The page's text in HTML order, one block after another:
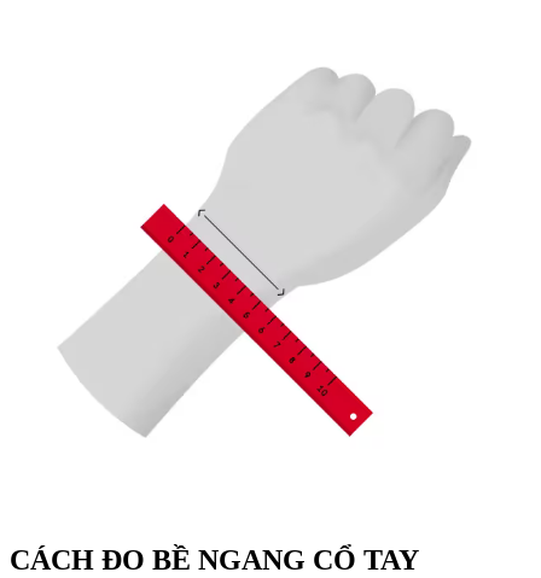
CÁCH ĐO BỀ NGANG CỔ TAY